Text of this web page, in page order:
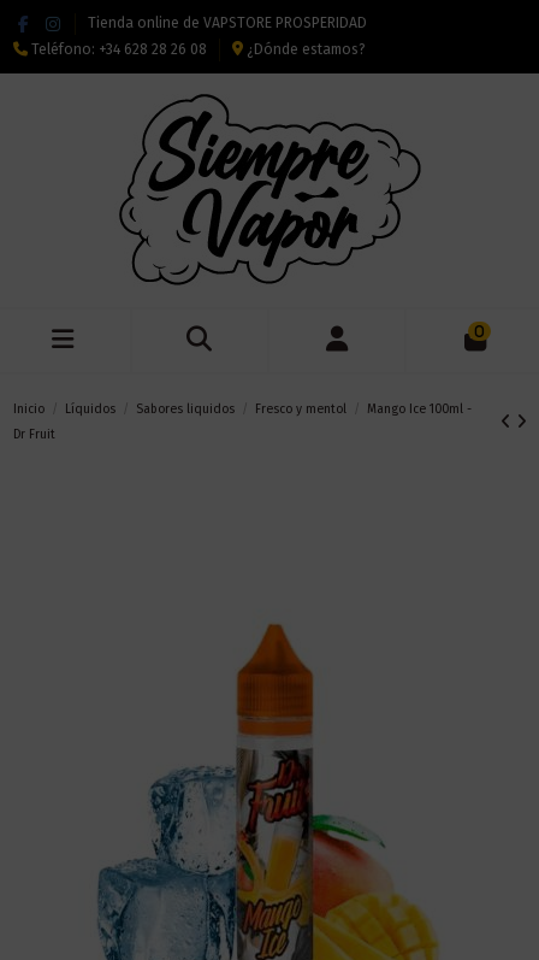
Tienda online de VAPSTORE PROSPERIDAD
Teléfono: +34 628 28 26 08 ¿Dónde estamos?
0
Inicio Líquidos Sabores liquidos Fresco y mentol
Mango Ice 100ml -
Dr Fruit